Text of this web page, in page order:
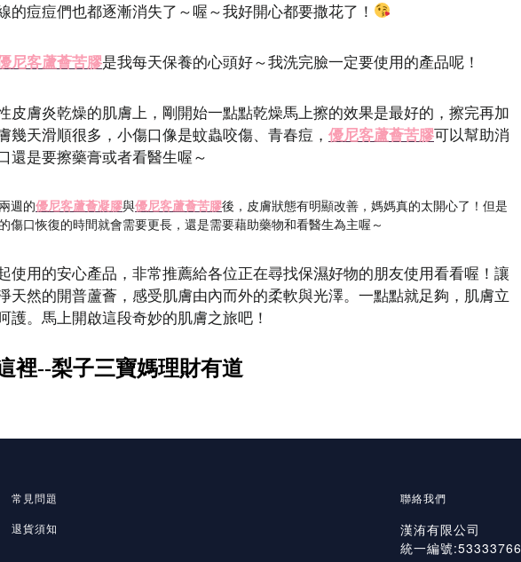
的痘痘們也都逐漸消失了～喔～我好開心都要撒花了！
尼客蘆薈苦膠是我每天保養的心頭好～我洗完臉一定要使用的產品呢！
皮膚炎乾燥的肌膚上，剛開始一點點乾燥馬上擦的效果是最好的，擦完再加
幾天滑順很多，小傷口像是蚊蟲咬傷、青春痘， 優尼客蘆薈苦膠可以幫助消
還是要擦藥膏或者看醫生喔～
週的優尼客蘆薈凝膠與優尼客蘆薈苦膠後，皮膚狀態有明顯改善，媽媽真的太開心了！但是
傷口恢復的時間就會需要更長，還是需要藉助藥物和看醫生為主喔～
使用的安心產品，非常推薦給各位正在尋找保濕好物的朋友使用看看喔！讓
天然的開普蘆薈，感受肌膚由內而外的柔軟與光澤。一點點就足夠，肌膚立
護。馬上開啟這段奇妙的肌膚之旅吧！
裡--梨子三寶媽理財有道
常見問題
退貨須知
聯絡我們
漢洧有限公司
統一編號:53333766